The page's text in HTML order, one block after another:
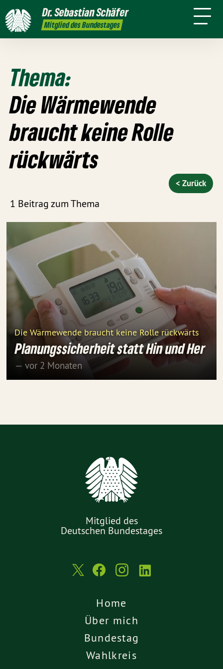
Dr. Sebastian Schäfer
Mitglied des Bundestages
Presse Kontakt
In den
Medien
mich
Thema:
Die Wärmewende
braucht keine Rolle
rückwärts
1 Beitrag zum Thema
< Zurück
Die Wärmewende braucht keine Rolle rückwärts
Planungssicherheit statt Hin und Her
— vor 2 Monaten
Mitglied des
Deutschen Bundestages
Home
Über mich
Bundestag
Wahlkreis